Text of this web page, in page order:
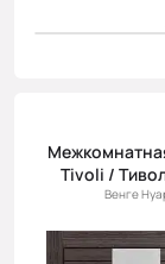
Tivoli /
Венге